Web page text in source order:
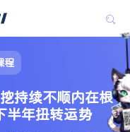
程
持续不顺内在根
半年扭转运势